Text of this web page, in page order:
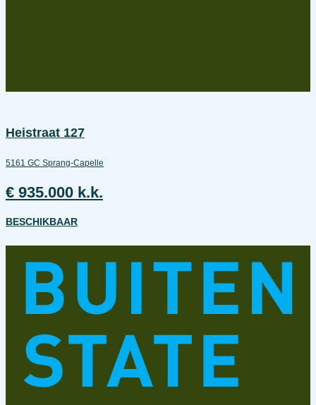
Heistraat 127
5161 GC Sprang-Capelle
€ 935.000 k.k.
BESCHIKBAAR